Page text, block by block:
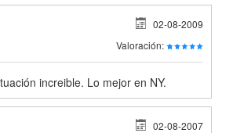
02-08-2009
Valoración:
increible. Lo mejor en NY.
02-08-2007